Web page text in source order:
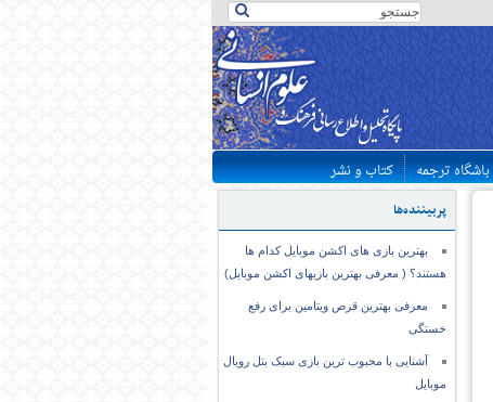
باشگاه ترجمه کتاب و نشر
پربیننده‌ها
بهترین بازی های اکشن موبایل کدام ها
هستند؟ ( معرفی بهترین بازیهای اکشن موبایل)
معرفی بهترین قرص ویتامین برای رفع
خستگی
آشنایی با محبوب ترین بازی سبک بتل رویال
موبایل